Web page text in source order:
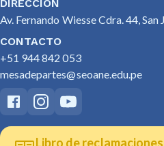
DIRECCIÓN
Av. Fernando Wiesse Cdra. 44,
CONTACTO
+51 944 842 053
mesadepartes@seoane.edu.pe
Libro de reclamaciones